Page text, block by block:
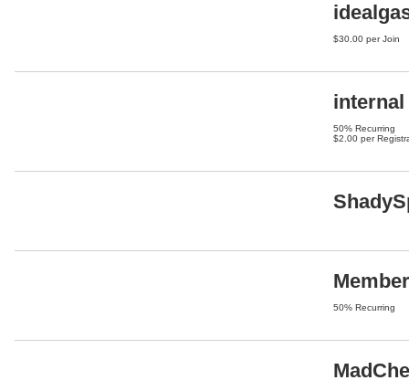
$30.00 per Join
internal
50% Recurring
$2.00 per
50% Recurring